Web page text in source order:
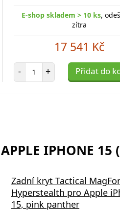
E-shop skladem > 10 ks,
zítra
17 541 Kč
- Počet položek
+ Přidat do
IPHONE 15
Zadní kryt Tactical
Hyperstealth pro Apple
15, pink panther